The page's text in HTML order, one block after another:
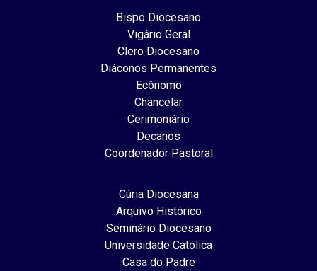
Bispo Diocesano
Vigário Geral
Clero Diocesano
Diáconos Permanentes
Ecônomo
Chancelar
Cerimoniário
Decanos
Coordenador Pastoral
Cúria Diocesana
Arquivo Histórico
Seminário Diocesano
Universidade Católica
Casa do Padre